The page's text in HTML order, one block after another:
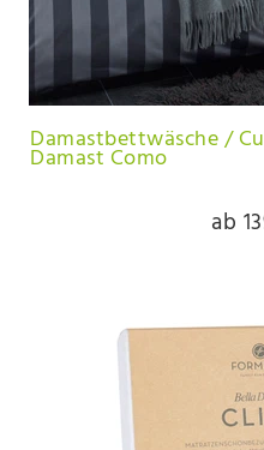
Damastbettwäsche /
Damast Como
ab